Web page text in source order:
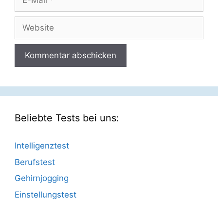
Website
Beliebte Tests bei uns:
Intelligenztest
Berufstest
Gehirnjogging
Einstellungstest